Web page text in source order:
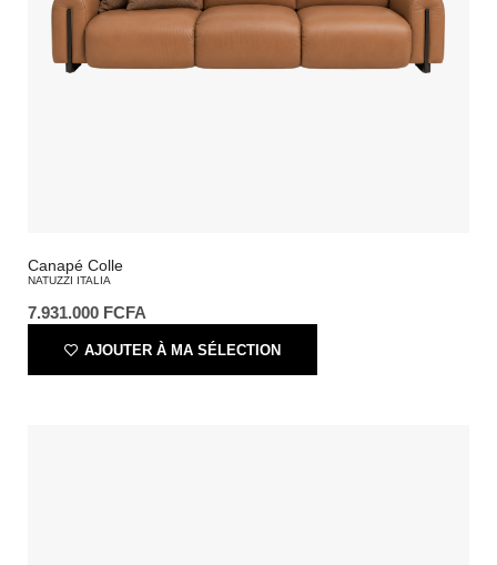
Canapé Colle
NATUZZI ITALIA
7.931.000 FCFA
AJOUTER À MA SÉLECTION